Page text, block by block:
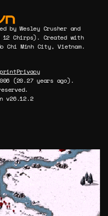
by Wesley Crusher and
Chirps). Created with
Chi Minh City, Vietnam.
Privacy
(20.27 years ago).
v26.12.2